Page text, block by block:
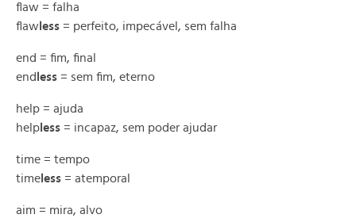
flaw = falha
flaw less = perfeito, impecável, sem falha
end = fim, final
end less = sem fim, eterno
help = ajuda
help less = incapaz, sem poder ajudar
time = tempo
time less = atemporal
aim = mira, alvo